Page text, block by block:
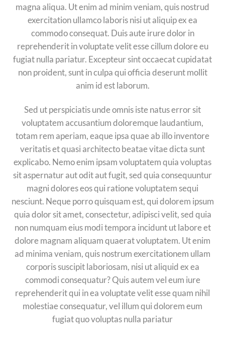
magna aliqua. Ut enim ad minim veniam, quis nostrud
exercitation ullamco laboris nisi ut aliquip ex ea
commodo consequat. Duis aute irure dolor in
reprehenderit in voluptate velit esse cillum dolore eu
fugiat nulla pariatur. Excepteur sint occaecat cupidatat
non proident, sunt in culpa qui officia deserunt mollit
anim id est laborum.
Sed ut perspiciatis unde omnis iste natus error sit
voluptatem accusantium doloremque laudantium,
totam rem aperiam, eaque ipsa quae ab illo inventore
veritatis et quasi architecto beatae vitae dicta sunt
explicabo. Nemo enim ipsam voluptatem quia voluptas
sit aspernatur aut odit aut fugit, sed quia consequuntur
magni dolores eos qui ratione voluptatem sequi
nesciunt. Neque porro quisquam est, qui dolorem ipsum
quia dolor sit amet, consectetur, adipisci velit, sed quia
non numquam eius modi tempora incidunt ut labore et
dolore magnam aliquam quaerat voluptatem. Ut enim
ad minima veniam, quis nostrum exercitationem ullam
corporis suscipit laboriosam, nisi ut aliquid ex ea
commodi consequatur? Quis autem vel eum iure
reprehenderit qui in ea voluptate velit esse quam nihil
molestiae consequatur, vel illum qui dolorem eum
fugiat quo voluptas nulla pariatur